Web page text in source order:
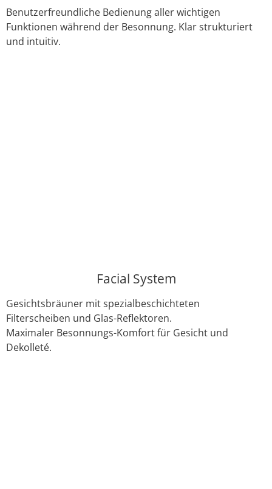
Benutzerfreundliche Bedienung aller wichtigen
Funktionen während der Besonnung. Klar strukturiert
und intuitiv.
Facial System
Gesichtsbräuner mit spezialbeschichteten
Filterscheiben und Glas-Reflektoren.
Maximaler Besonnungs-Komfort für Gesicht und
Dekolleté.